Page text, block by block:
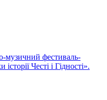
музичний фестиваль-
Честі і Гідності».